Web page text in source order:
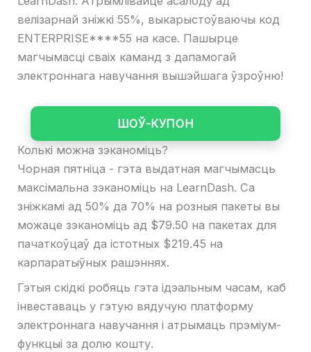
велізарнай зніжкі 55%, выкарыстоўваючы код
ENTERPRISE****55 на касе. Пашырце
магчымасці сваіх каманд з дапамогай
электроннага навучання вышэйшага ўзроўню!
ШОЎ-КУПОН
Колькі можна зэканоміць?
Чорная пятніца - гэта выдатная магчымасць
максімальна зэканоміць на LearnDash. Са
зніжкамі ад 50% да 70% на розныя пакеты вы
можаце зэканоміць ад $79.50 на пакетах для
пачаткоўцаў да істотных $219.45 на
карпаратыўных рашэннях.
Гэтыя скідкі робяць гэта ідэальным часам, каб
інвеставаць у гэтую вядучую платформу
электроннага навучання і атрымаць прэміум-
функцыі за долю кошту.